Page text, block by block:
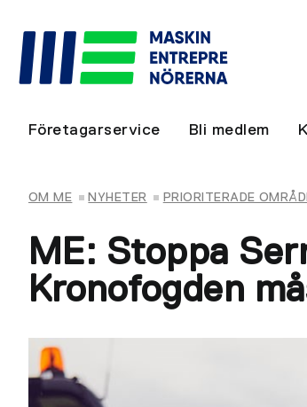
Företagarservice Bli medlem
OM ME NYHETER PRIORITERADE
ME: Stoppa
Kronofogden